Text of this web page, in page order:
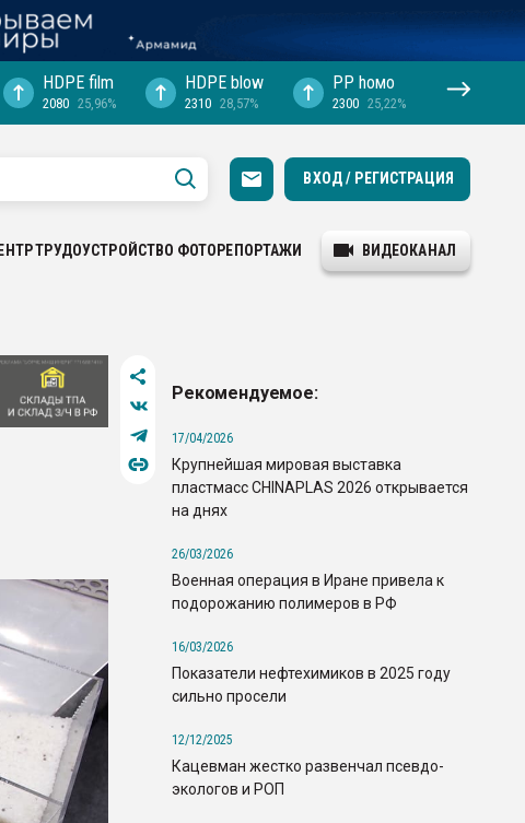
HDPE film
2080 25,96%
HDPE blow
2310 28,57%
PP hомо
2300 25,22%
ВХОД / РЕГИСТРАЦИЯ
ТРУДОУСТРОЙСТВО ФОТОРЕПОРТАЖИ ВИДЕОКАНАЛ
Рекомендуемое:
17/04/2026
Крупнейшая мировая выставка
пластмасс CHINAPLAS 2026 открывается
на днях
26/03/2026
Военная операция в Иране привела к
подорожанию полимеров в РФ
16/03/2026
Показатели нефтехимиков в 2025 году
сильно просели
12/12/2025
Кацевман жестко развенчал псевдо-
экологов и РОП